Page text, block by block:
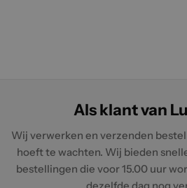
Als klant van
Wij verwerken en verzenden
hoeft te wachten. Wij bieden
bestellingen die voor 15.00 uur
dezelfde dag nog